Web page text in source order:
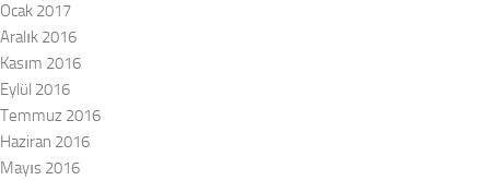
Ocak 2017
Aralık 2016
Kasım 2016
Eylül 2016
Temmuz 2016
Haziran 2016
Mayıs 2016